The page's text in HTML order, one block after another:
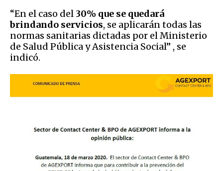
“En el caso del 30% que se quedará
brindando servicios, se aplicarán todas las
normas sanitarias dictadas por el Ministerio
de Salud Pública y Asistencia Social” , se
indicó.